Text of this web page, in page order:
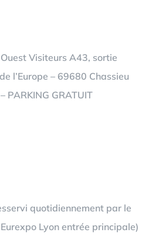
Visiteurs A43, sortie
l’Europe – 69680 Chassieu
PARKING GRATUIT
quotidiennement par le
Lyon entrée principale)